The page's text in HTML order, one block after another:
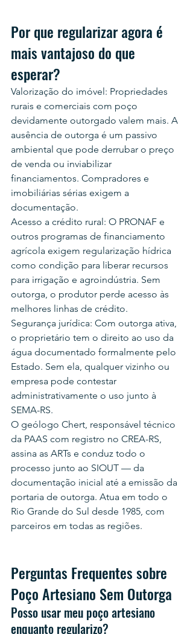
Por que regularizar agora é
mais vantajoso do que
esperar?
Valorização do imóvel: Propriedades
rurais e comerciais com poço
devidamente outorgado valem mais. A
ausência de outorga é um passivo
ambiental que pode derrubar o preço
de venda ou inviabilizar
financiamentos. Compradores e
imobiliárias sérias exigem a
documentação.
Acesso a crédito rural: O PRONAF e
outros programas de financiamento
agrícola exigem regularização hídrica
como condição para liberar recursos
para irrigação e agroindústria. Sem
outorga, o produtor perde acesso às
melhores linhas de crédito.
Segurança jurídica: Com outorga ativa,
o proprietário tem o direito ao uso da
água documentado formalmente pelo
Estado. Sem ela, qualquer vizinho ou
empresa pode contestar
administrativamente o uso junto à
SEMA-RS.
O geólogo Chert, responsável técnico
da PAAS com registro no CREA-RS,
assina as ARTs e conduz todo o
processo junto ao SIOUT — da
documentação inicial até a emissão da
portaria de outorga. Atua em todo o
Rio Grande do Sul desde 1985, com
parceiros em todas as regiões.
Perguntas Frequentes sobre
Poço Artesiano Sem Outorga
Posso usar meu poço artesiano
enquanto regularizo?